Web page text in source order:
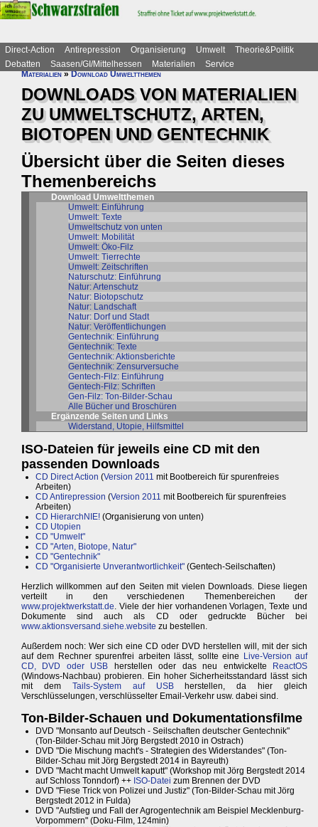
Direct-Action Antirepression Organisierung Umwelt
Theorie&Politik
Debatten
Saasen/GI/Mittelhessen Materialien
Service
Materialien»Download Umweltthemen
DOWNLOADS VON MATERIALIEN
ZU UMWELTSCHUTZ, ARTEN,
BIOTOPEN UND GENTECHNIK
Übersicht über die Seiten dieses
Themenbereichs
Download Umweltthemen
Umwelt: Einführung
Umwelt: Texte
Umweltschutz von unten
Umwelt: Mobilität
Umwelt: Öko-Filz
Umwelt: Tierrechte
Umwelt: Zeitschriften
Naturschutz: Einführung
Natur: Artenschutz
Natur: Biotopschutz
Natur: Landschaft
Natur: Dorf und Stadt
Natur: Veröffentlichungen
Gentechnik: Einführung
Gentechnik: Texte
Gentechnik: Aktionsberichte
Gentechnik: Zensurversuche
Gentech-Filz: Einführung
Gentech-Filz: Schriften
Gen-Filz: Ton-Bilder-Schau
Alle Bücher und Broschüren
Ergänzende Seiten und Links
Widerstand, Utopie, Hilfsmittel
ISO-Dateien für jeweils eine CD mit den
passenden Downloads
CD Direct Action (Version 2011 mit Bootbereich für spurenfreies
Arbeiten)
CD Antirepression (Version 2011 mit Bootbereich für spurenfreies
Arbeiten)
CD HierarchNIE! (Organisierung von unten)
CD Utopien
CD "Umwelt"
CD "Arten, Biotope, Natur"
CD "Gentechnik"
CD "Organisierte Unverantwortlichkeit" (Gentech-Seilschaften)
Herzlich willkommen auf den Seiten mit vielen Downloads. Diese liegen
verteilt in den verschiedenen Themenbereichen der
www.projektwerkstatt.de. Viele der hier vorhandenen Vorlagen, Texte und
Dokumente sind auch als CD oder gedruckte Bücher bei
www.aktionsversand.siehe.website zu bestellen.
Außerdem noch: Wer sich eine CD oder DVD herstellen will, mit der sich
auf dem Rechner spurenfrei arbeiten lässt, sollte eine
Live-Version auf
CD, DVD oder USB herstellen oder das neu entwickelte
ReactOS
(Windows-Nachbau) probieren. Ein hoher Sicherheitsstandard lässt sich
mit dem Tails-System auf USBherstellen, da hier gleich
Verschlüsselungen, verschlüsselter Email-Verkehr usw. dabei sind.
Ton-Bilder-Schauen und Dokumentationsfilme
DVD "Monsanto auf Deutsch - Seilschaften deutscher Gentechnik"
(Ton-Bilder-Schau mit Jörg Bergstedt 2010 in Ostrach)
DVD "Die Mischung macht's - Strategien des Widerstandes" (Ton-
Bilder-Schau mit Jörg Bergstedt 2014 in Bayreuth)
DVD "Macht macht Umwelt kaputt" (Workshop mit Jörg Bergstedt 2014
auf Schloss Tonndorf) ++ ISO-Datei zum Brennen der DVD
DVD "Fiese Trick von Polizei und Justiz" (Ton-Bilder-Schau mit Jörg
Bergstedt 2012 in Fulda)
DVD "Aufstieg und Fall der Agrogentechnik am Beispiel Mecklenburg-
Vorpommern" (Doku-Film, 124min)